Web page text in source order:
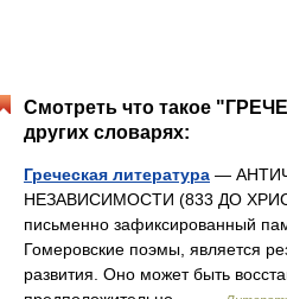
Смотреть что такое
других словарях:
Греческая литература —
НЕЗАВИСИМОСТИ (833 ДО
письменно зафиксированный
Гомеровские поэмы, является
развития. Оно может быть